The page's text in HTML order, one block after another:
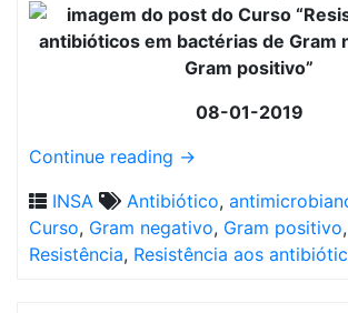
08-01-2019
Continue reading →
INSA
Antibiótico,
Curso, Gram negativo, Gram positivo,
Resistência, Resistência aos